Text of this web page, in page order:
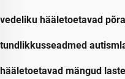
vedeliku hääletoetavad
tundlikkusseadmed
hääletoetavad mängud